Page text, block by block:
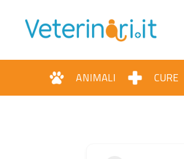
ANIMALI CURE